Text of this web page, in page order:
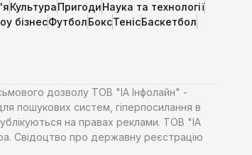
КультураПригодиНаука та технології
бізнесФутболБоксТенісБаскетбол
дозволу ТОВ "ІА Інфолайн" -
пошукових систем, гіперпосилання в
на правах реклами. ТОВ "ІА
Свідоцтво про державну реєстрацію